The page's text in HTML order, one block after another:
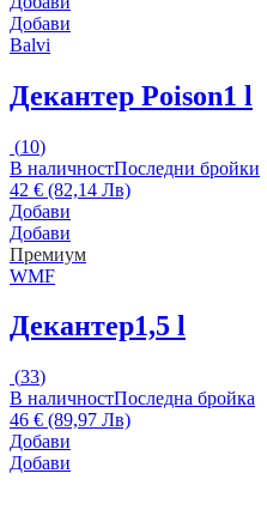
Добави
Balvi
Декантер Poison1 l
(10)
В наличностПоследни бройки
42 € (82,14 Лв)
Добави
Добави
Премиум
WMF
Декантер1,5 l
(33)
В наличностПоследна бройка
46 € (89,97 Лв)
Добави
Добави